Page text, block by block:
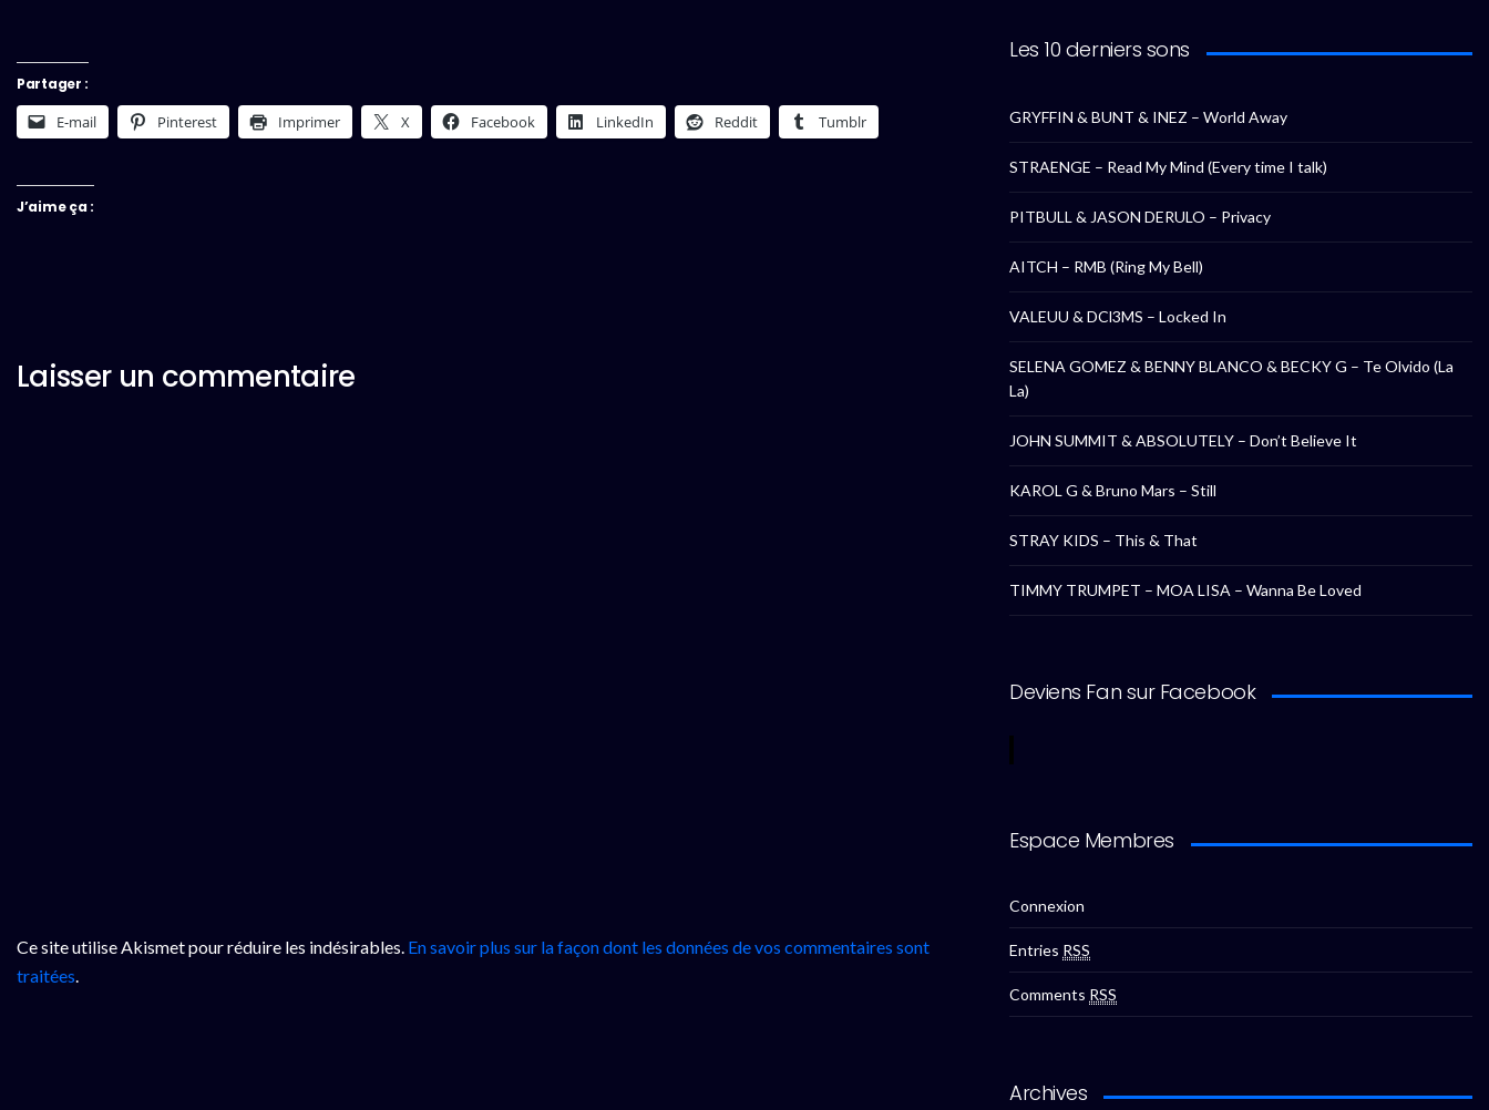
Partager :
E-mail Pinterest Imprimer X Facebook LinkedIn Reddit Tumblr
J’aime ça :
Laisser un commentaire
Ce site utilise Akismet pour réduire les indésirables. En savoir plus sur la façon dont les données de vos commentaires sont
traitées.
Les 10 derniers sons
GRYFFIN & BUNT & INEZ – World Away
STRAENGE – Read My Mind (Every time I talk)
PITBULL & JASON DERULO – Privacy
AITCH – RMB (Ring My Bell)
VALEUU & DCl3MS – Locked In
SELENA GOMEZ & BENNY BLANCO & BECKY G – Te Olvido (La
La)
JOHN SUMMIT & ABSOLUTELY – Don’t Believe It
KAROL G & Bruno Mars – Still
STRAY KIDS – This & That
TIMMY TRUMPET – MOA LISA – Wanna Be Loved
Deviens Fan sur Facebook
Espace Membres
Connexion
Entries RSS
Comments RSS
Archives